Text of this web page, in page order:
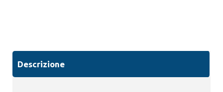
Descrizione